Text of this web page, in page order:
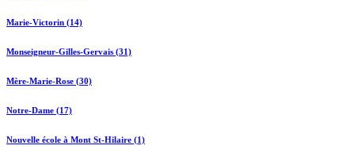
Marie-Victorin (14)
Monseigneur-Gilles-Gervais (31)
Mère-Marie-Rose (30)
Notre-Dame (17)
Nouvelle école à Mont St-Hilaire (1)